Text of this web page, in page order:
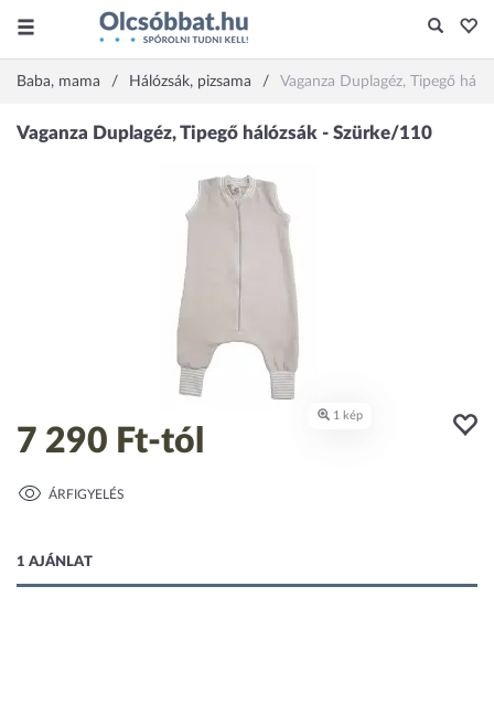
Baba, mama Hálózsák, pizsama Vaganza Duplagéz, Tipegő
7 290 Ft-tól
ÁRFIGYELÉS
1 AJÁNLAT